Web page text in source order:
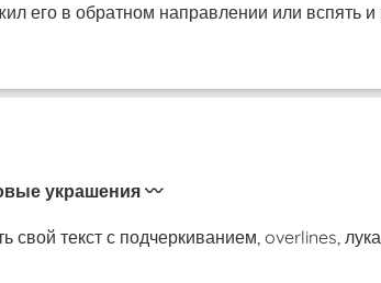
его в обратном направлении или вспять
украшения 〰️
свой ​​текст с подчеркиванием, overlines,